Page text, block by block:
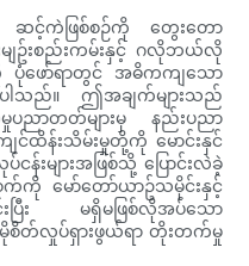
င့်ကဲဖြစ်စဉ်ကို တွေးတော
ျဥ်းစည်းကမ်းနှင့် ဂလိုဘယ်လို
ဖော်ရာတွင် အဓိကကျသော
းပါသည်။ ဤအချက်များသည်
ညာတတ်များမှ နည်းပညာ
င်ထိန်းသိမ်းမှုတို့ကို မောင်းနှင်
န်းများအဖြစ်သို့ ပြောင်းလဲခဲ့
မော်တော်ယာဥ်သမိုင်းနှင့်
း မရှိမဖြစ်လိုအပ်သော
စိတ်လှုပ်ရှားဖွယ်ရာ တိုးတက်မှု